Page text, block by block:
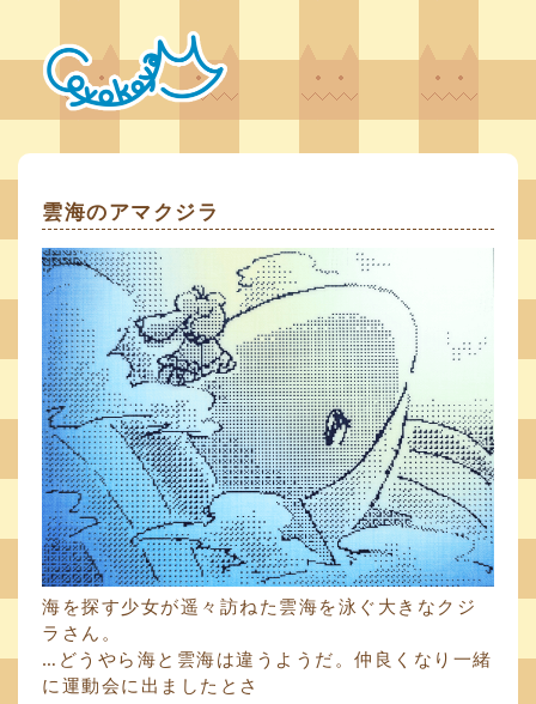
雲海のアマクジラ
海を探す少女が遥々訪ねた雲海を泳ぐ大きなクジ
ラさん。
…どうやら海と雲海は違うようだ。仲良くなり一緒
に運動会に出ましたとさ